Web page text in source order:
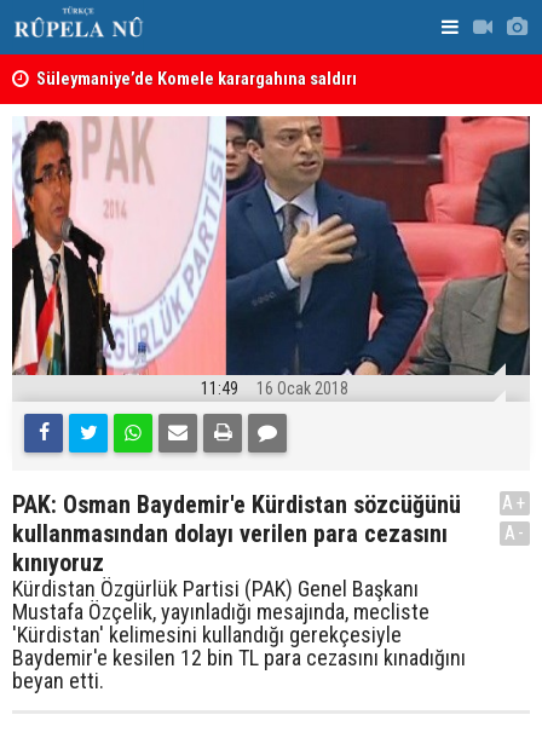
Süleymaniye’de Komele karargahına saldırı
sonuçlar
11:49 16 Ocak 2018
PAK: Osman Baydemir'e Kürdistan sözcüğünü
kullanmasından dolayı verilen para cezasını
kınıyoruz
Kürdistan Özgürlük Partisi (PAK) Genel Başkanı
Mustafa Özçelik, yayınladığı mesajında, mecliste
'Kürdistan' kelimesini kullandığı gerekçesiyle
Baydemir'e kesilen 12 bin TL para cezasını kınadığını
beyan etti.
A+
A-